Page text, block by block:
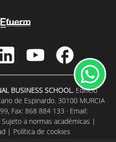
BUSINESS SCHOOL. Edificio
de Espinardo. 30100 MURCIA
Fax: 868 884 133 · Email:
Sujeto a normas académicas |
| Política de cookies